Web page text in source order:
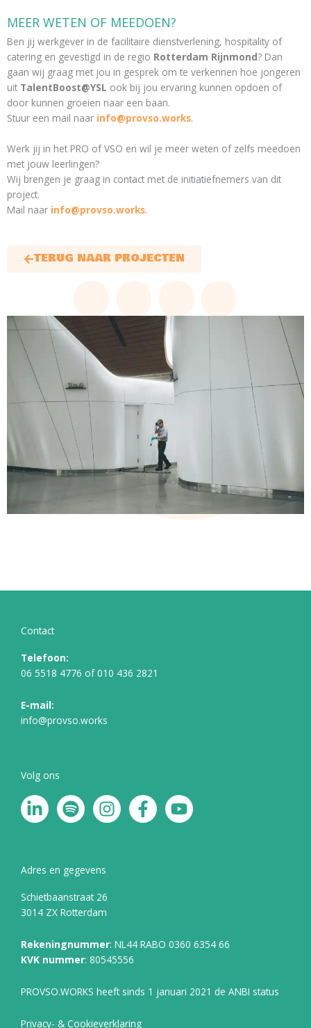
MEER WETEN OF MEEDOEN?
Ben jij werkgever in de facilitaire dienstverlening, hospitality of
catering en gevestigd in de regio Rotterdam Rijnmond? Dan
gaan wij graag met jou in gesprek om te verkennen hoe jongeren
uit TalentBoost@YSL ook bij jou ervaring kunnen opdoen of
door kunnen groeien naar een baan.
Stuur een mail naar info@provso.works.
Werk jij in het PRO of VSO en wil je meer weten of zelfs meedoen
met jouw leerlingen?
Wij brengen je graag in contact met de initiatiefnemers van dit
project.
Mail naar info@provso.works.
TERUG NAAR PROJECTEN
Contact
Telefoon:
06 5518 4776 of010 436 2821
E-mail:
info@provso.works
Volg ons
L
i
e
i
n
-
i
n
S
p
i
y
I
n
r
a
m
F
a
-
f
Y
o
Adres en gegevens
Schietbaanstraat 26
3014 ZX Rotterdam
Rekeningnummer: NL44 RABO 0360 6354 66
KVK nummer: 80545556
PROVSO.WORKS heeft sinds 1 januari 2021 de ANBI status
Privacy- & Cookieverklaring